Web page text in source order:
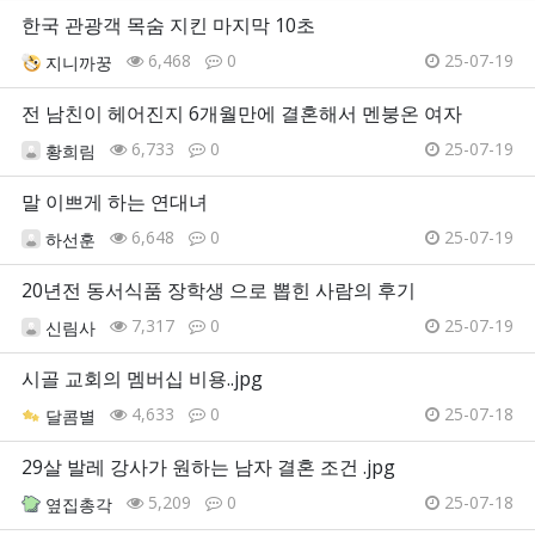
한국 관광객 목숨 지킨 마지막 10초
지니까꿍 6,468 0 25-07-19
전 남친이 헤어진지 6개월만에 결혼해서 멘붕온 여자
황희림 6,733 0 25-07-19
말 이쁘게 하는 연대녀
하선훈 6,648 0 25-07-19
20년전 동서식품 장학생 으로 뽑힌 사람의 후기
신림사 7,317 0 25-07-19
시골 교회의 멤버십 비용..jpg
달콤별 4,633 0 25-07-18
29살 발레 강사가 원하는 남자 결혼 조건 .jpg
옆집총각 5,209 0 25-07-18